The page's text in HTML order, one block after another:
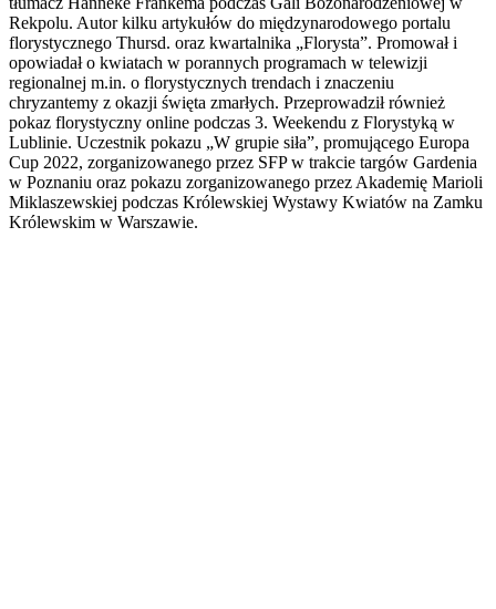
Rekpolu. Autor kilku artykułów do międzynarodowego portalu
florystycznego Thursd. oraz kwartalnika „Florysta”. Promował i
opowiadał o kwiatach w porannych programach w telewizji
regionalnej m.in. o florystycznych trendach i znaczeniu
chryzantemy z okazji święta zmarłych. Przeprowadził również
pokaz florystyczny online podczas 3. Weekendu z Florystyką w
Lublinie. Uczestnik pokazu „W grupie siła”, promującego Europa
Cup 2022, zorganizowanego przez SFP w trakcie targów Gardenia
w Poznaniu oraz pokazu zorganizowanego przez Akademię Marioli
Miklaszewskiej podczas Królewskiej Wystawy Kwiatów na Zamku
Królewskim w Warszawie.